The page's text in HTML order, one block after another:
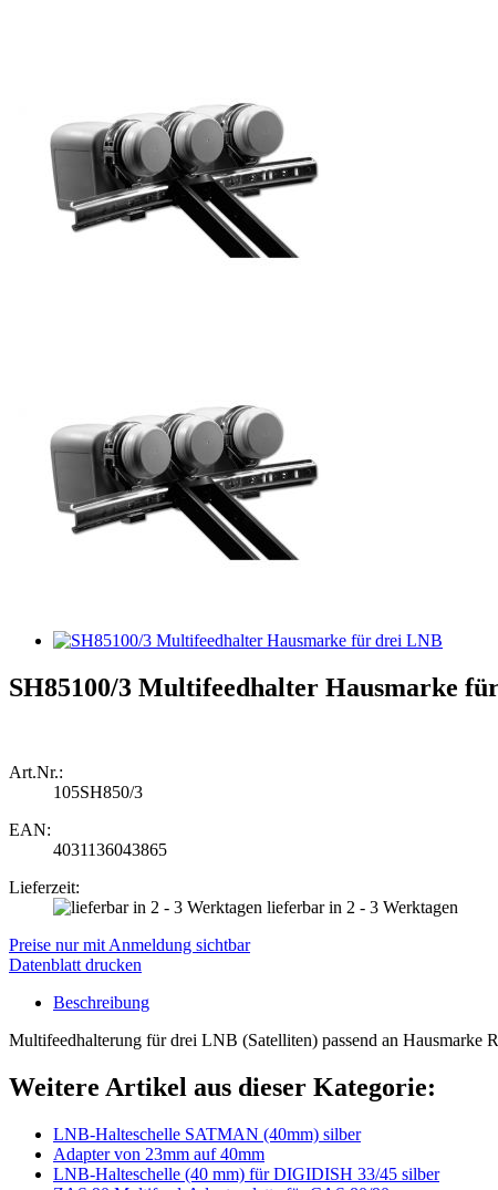
SH85100/3 Multifeedhalter Hausmarke
Art.Nr.:
105SH850/3
EAN:
4031136043865
Lieferzeit:
lieferbar in 2 - 3 Werktagen
Preise nur mit Anmeldung sichtbar
Datenblatt drucken
Beschreibung
Multifeedhalterung für drei LNB (Satelliten) passend an Hausmarke
Weitere Artikel aus dieser Kategorie:
LNB-Halteschelle SATMAN (40mm) silber
Adapter von 23mm auf 40mm
LNB-Halteschelle (40 mm) für DIGIDISH 33/45 silber